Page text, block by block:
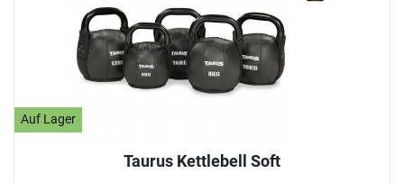
Auf Lager
Taurus Kettlebell Soft